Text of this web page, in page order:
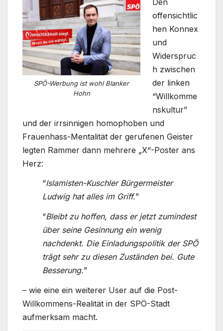
SPÖ-Werbung ist wohl Blanker
Hohn
offensichtlic
hen Konnex
und
Widerspruc
h zwischen
der linken
“Willkomme
nskultur”
und der irrsinnigen homophoben und
Frauenhass-Mentalität der gerufenen Geister
legten Rammer dann mehrere „X“-Poster ans
Herz:
“Islamisten-Kuschler Bürgermeister
Ludwig hat alles im Griff.”
“Bleibt zu hoffen, dass er jetzt zumindest
über seine Gesinnung ein wenig
nachdenkt. Die Einladungspolitik der SPÖ
trägt sehr zu diesen Zuständen bei. Gute
Besserung.”
– wie eine ein weiterer User auf die Post-
Willkommens-Realität in der SPÖ-Stadt
aufmerksam macht.